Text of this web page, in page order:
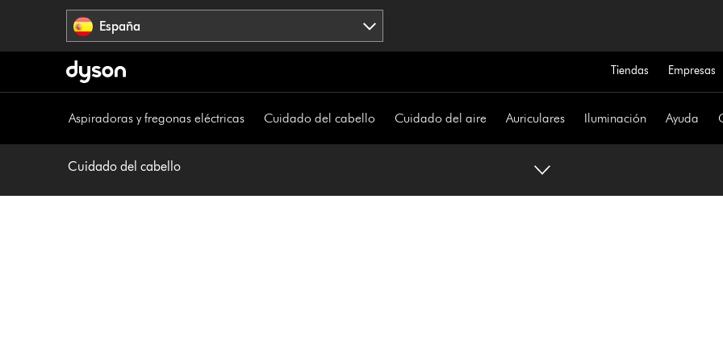
España
Tiendas Empresas
Aspiradoras y fregonas eléctricas Cuidado del cabello Cuidado del aire Auriculares Iluminación Ayuda
Cuidado del cabello